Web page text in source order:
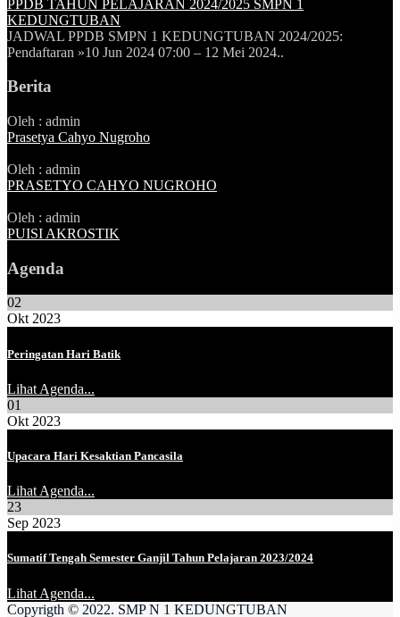
PPDB TAHUN PELAJARAN 2024/2025 SMPN 1
KEDUNGTUBAN
JADWAL PPDB SMPN 1 KEDUNGTUBAN 2024/2025:
Pendaftaran »10 Jun 2024 07:00 – 12 Mei 2024..
Berita
Oleh : admin
Prasetya Cahyo Nugroho
Oleh : admin
PRASETYO CAHYO NUGROHO
Oleh : admin
PUISI AKROSTIK
Agenda
02
Okt 2023
Peringatan Hari Batik
Lihat Agenda...
01
Okt 2023
Upacara Hari Kesaktian Pancasila
Lihat Agenda...
23
Sep 2023
Sumatif Tengah Semester Ganjil Tahun Pelajaran 2023/2024
Lihat Agenda...
Copyrigth © 2022. SMP N 1 KEDUNGTUBAN